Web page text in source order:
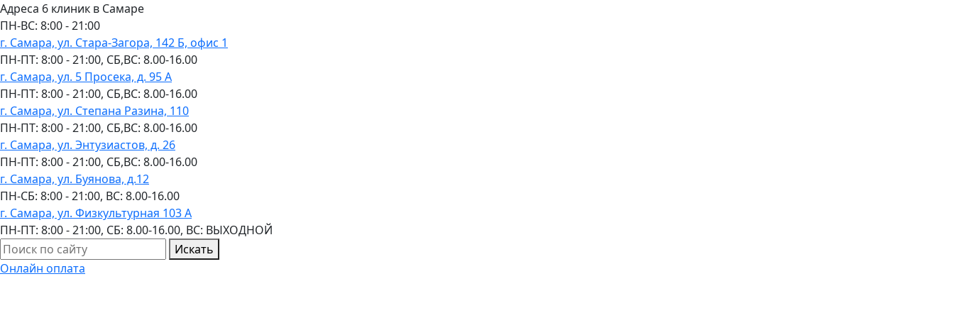
Адреса 6 клиник в Самаре
ПН-ВC: 8:00 - 21:00
г. Самара, ул. Стара-Загора, 142 Б, офис 1
ПН-ПТ: 8:00 - 21:00, СБ,ВС: 8.00-16.00
г. Самара, ул. 5 Просека, д. 95 А
ПН-ПТ: 8:00 - 21:00, СБ,ВС: 8.00-16.00
г. Самара, ул. Степана Разина, 110
ПН-ПТ: 8:00 - 21:00, СБ,ВС: 8.00-16.00
г. Самара, ул. Энтузиастов, д. 26
ПН-ПТ: 8:00 - 21:00, СБ,ВС: 8.00-16.00
г. Самара, ул. Буянова, д.12
ПН-СБ: 8:00 - 21:00, ВС: 8.00-16.00
г. Самара, ул. Физкультурная 103 А
ПН-ПТ: 8:00 - 21:00, СБ: 8.00-16.00, ВС: ВЫХОДНОЙ
Искать
Онлайн оплата